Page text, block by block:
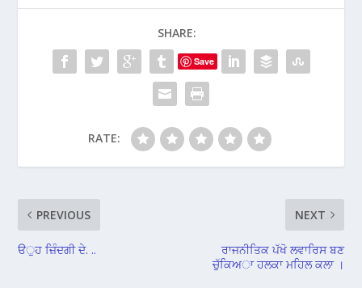
SHARE:
Save
RATE:
PREVIOUS
ੳੁਹ ਜ਼ਿੰਦਗੀ ਦੇ. ..
NEXT
ਰਾਜਨੀਤਿਕ ਪੱਖੋ ਲਵਾਰਿਸ ਬਣ
ਚੁੱਕਿਅਾ ਹਲਕਾ ਮਹਿਲ ਕਲਾ ।